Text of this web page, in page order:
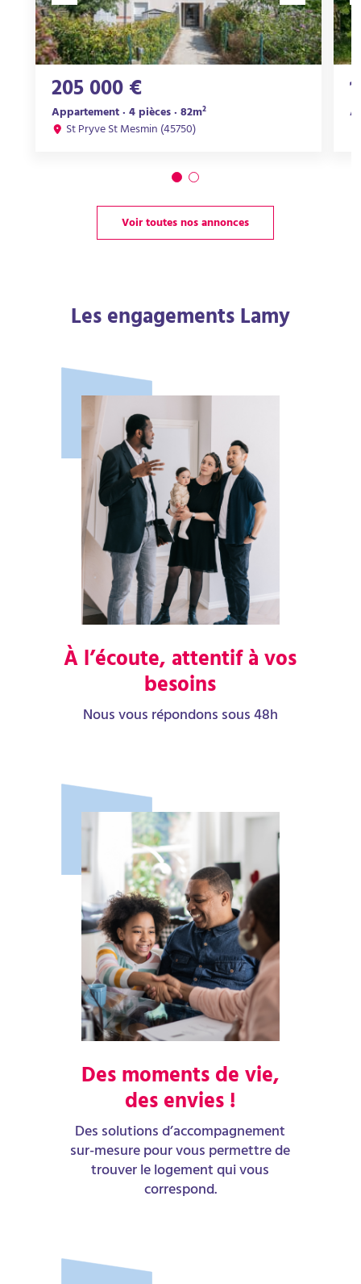
205 000 €
Appartement · 4 pièces · 82m²
St Pryve St Mesmin (45750)
Voir toutes nos annonces
Les engagements Lamy
À l’écoute, attentif à vos
besoins
Nous vous répondons sous 48h
Des moments de vie,
des envies !
Des solutions d’accompagnement
sur-mesure pour vous permettre de
trouver le logement qui vous
correspond.